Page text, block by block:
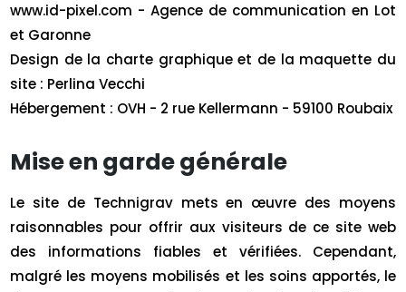
www.id-pixel.com - Agence de communication en Lot
et Garonne
Design de la charte graphique et de la maquette du
site : Perlina Vecchi
Hébergement : OVH - 2 rue Kellermann - 59100 Roubaix
Mise en garde générale
Le site de Technigrav mets en œuvre des moyens
raisonnables pour offrir aux visiteurs de ce site web
des informations fiables et vérifiées. Cependant,
malgré les moyens mobilisés et les soins apportés, le